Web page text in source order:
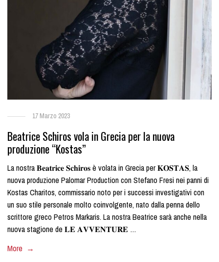
17 Marzo 2023
Beatrice Schiros vola in Grecia per la nuova
produzione “Kostas”
La nostra 𝐁𝐞𝐚𝐭𝐫𝐢𝐜𝐞 𝐒𝐜𝐡𝐢𝐫𝐨𝐬 è volata in Grecia per 𝐊𝐎𝐒𝐓𝐀𝐒, la
nuova produzione Palomar Production con Stefano Fresi nei panni di
Kostas Charitos, commissario noto per i successi investigativi con
un suo stile personale molto coinvolgente, nato dalla penna dello
scrittore greco Petros Markaris. La nostra Beatrice sarà anche nella
nuova stagione de 𝐋𝐄 𝐀𝐕𝐕𝐄𝐍𝐓𝐔𝐑𝐄 …
More →